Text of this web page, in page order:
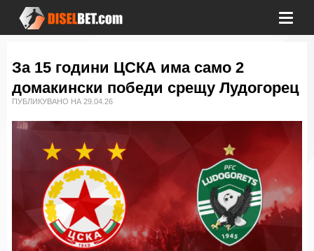
За 15 години ЦСКА има само 2
домакински победи срещу Лудогорец
ПУБЛИКУВАНО НА 29.04.26